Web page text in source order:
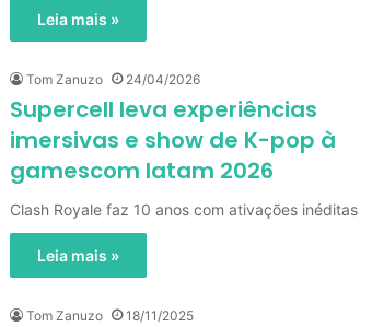
Leia mais »
Tom Zanuzo 24/04/2026
Supercell leva experiências
imersivas e show de K-pop à
gamescom latam 2026
Clash Royale faz 10 anos com ativações inéditas
Leia mais »
Tom Zanuzo 18/11/2025